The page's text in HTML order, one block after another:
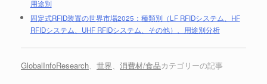
用途別
固定式RFID装置の世界市場2025：種類別（LF RFIDシステム、HF
RFIDシステム、UHF RFIDシステム、その他）、用途別分析
GlobalInfoResearch、 世界、 消費材/食品カテゴリーの記事